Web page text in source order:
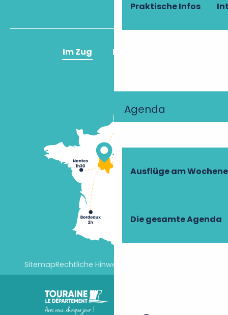
Praktische Infos
Agenda
Ausflüge am
Die gesamte Agenda
Im Zug Im Flugzeug
SitemapRechtliche Hinweise